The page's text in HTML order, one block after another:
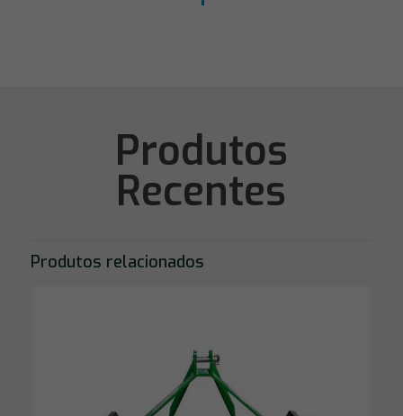
Produtos
Recentes
Produtos relacionados